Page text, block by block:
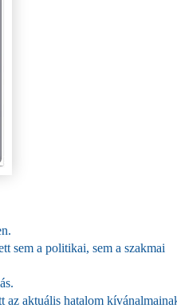
sem a politikai, sem a szakmai
az aktuális hatalom